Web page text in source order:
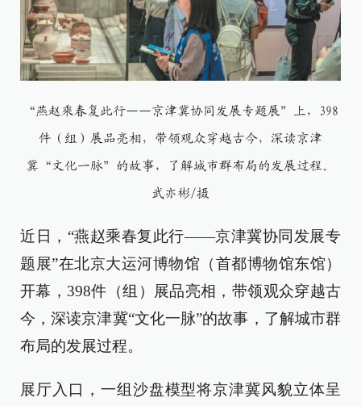
“燕赵乘春复此行——京津冀协同发展专题展”上，398
件（组）展品亮相，带领观众穿越古今，深读京津
冀“文化一脉”的故事，了解城市群布局的发展过程。
武亦彬/摄
近日，“燕赵乘春复此行——京津冀协同发展专
题展”在北京大运河博物馆（首都博物馆东馆）
开幕，398件（组）展品亮相，带领观众穿越古
今，深读京津冀“文化一脉”的故事，了解城市群
布局的发展过程。
展厅入口，一组沙盘模型将京津冀风貌立体呈